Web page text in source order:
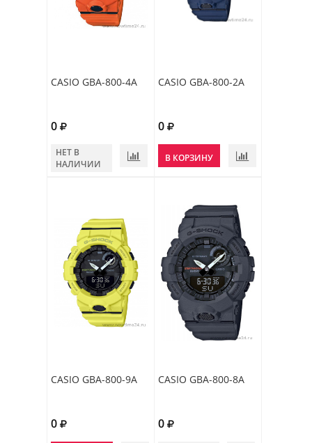
CASIO GBA-800-4A
0
НЕТ В
НАЛИЧИИ
CASIO GBA-800-2A
0
В КОРЗИНУ
CASIO GBA-800-9A
0
CASIO GBA-800-8A
0